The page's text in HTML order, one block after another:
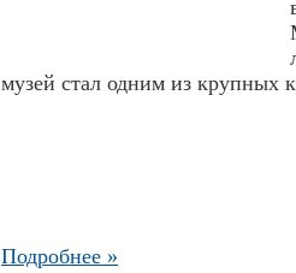
музей стал одним из крупных
Подробнее »